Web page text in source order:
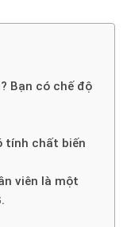
Bạn có chế độ
tính chất biến
viên là một